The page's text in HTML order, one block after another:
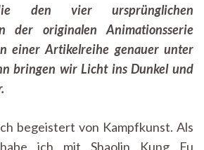
Feuer
den vier ursprünglichen
der originalen Animationsserie
einer Artikelreihe genauer unter
bringen wir Licht ins Dunkel und
begeistert von Kampfkunst. Als
ich mit Shaolin Kung Fu